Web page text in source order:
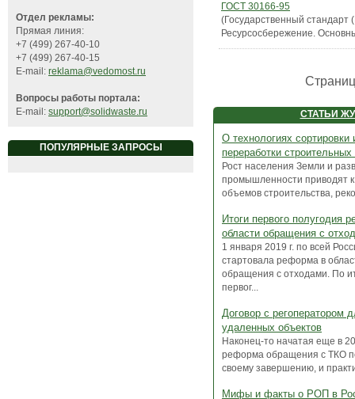
Отдел рекламы:
Прямая линия:
+7 (499) 267-40-10
+7 (499) 267-40-15
E-mail: reklama@vedomost.ru
Вопросы работы портала:
E-mail: support@solidwaste.ru
ПОПУЛЯРНЫЕ ЗАПРОСЫ
ГОСТ 30166-95
(Государственный стандарт
Ресурсосбережение.
СТАТЬИ
О технологиях сортировки
переработки
Рост населения Земли и
промышленности приводят
объемов строительства,
Итоги первого полугодия
области обращения с
1 января 2019 г. по всей
стартовала реформа в
обращения с отходами. По
первог...
Договор с регоператором
удаленных объектов
Наконец-то начатая еще в
реформа обращения с ТКО
своему завершению, и
Мифы и факты о РОП в